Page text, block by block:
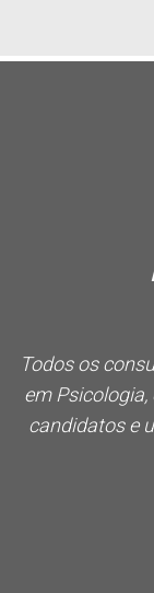
Todos os
em
candidatos e